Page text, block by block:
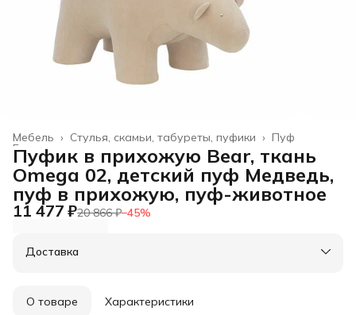
Пуф
Стулья, скамьи, табуреты, пуфики ›
Мебель ›
Главная
Пуфик в прихожую Bear, ткань
Omega 02, детский пуф Медведь,
пуф в прихожую, пуф-животное
11 477 ₽20 866 ₽−45%
Доставка
О товаре Характеристики